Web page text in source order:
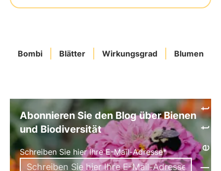
Bombi Blätter Wirkungsgrad Blumen
Abonnieren Sie den Blog über Bienen
und Biodiversität
Schreiben Sie hier Ihre E-Mail-Adresse*